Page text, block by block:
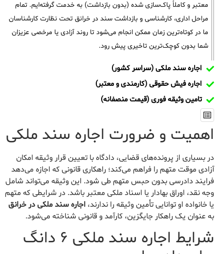
معتبر و کاملاً پاک‌سازی شده (بدون بازداشت) به خدمت گرفته‌ایم. تمام
مراحل اداری، کارشناسی و بازداشت سند در خرانق تحت نظارت کارشناسان
ما در کوتاه‌ترین زمان ممکن انجام می‌شود تا روند آزادی یا مرخصی عزیزان
شما بدون کوچک‌ترین تاخیری پیش رود.
اجاره سند ملکی (سراسر کشور)
اجاره فیش حقوقی (کارمندی و معتبر)
تامین وثیقه فوری (قیمت منصفانه)
اهمیت و ضرورت اجاره سند ملکی
در بسیاری از پرونده‌های قضایی، دادگاه با تعیین قرار وثیقه امکان
آزادی موقت متهم را فراهم می‌کند؛ راهکاری قانونی که اجازه می‌دهد
فرایند دادرسی بدون حبس متهم طی شود. این وثیقه می‌تواند شامل
وجه نقد، اوراق بهادار یا اسناد ملکی معتبر باشد. در شرایطی که متهم
یا خانواده او توانایی تأمین وثیقه را ندارند، اجاره سند ملکی در خرانق
به عنوان یک راهکار جایگزین، کارآمد و قانونی شناخته می‌شود.
شرایط اجاره سند ملکی ۶ دانگ